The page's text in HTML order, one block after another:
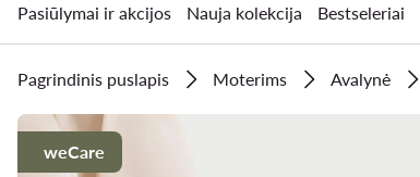
Pasiūlymai ir akcijos Nauja kolekcija Bestseleriai
Pagrindinis puslapis Moterims Avalynė
weCare